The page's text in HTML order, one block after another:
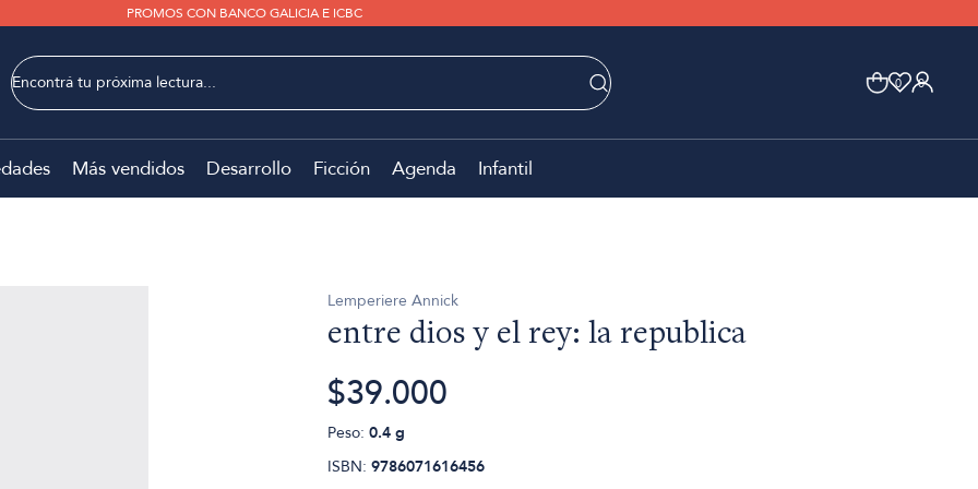
PROMOS CON BANCO GALICIA E ICBC
0 0
Más vendidos Desarrollo Ficción Agenda Infantil
Lemperiere Annick
entre dios y el rey: la republica
$39.000
Peso: 0.4 g
ISBN: 9786071616456